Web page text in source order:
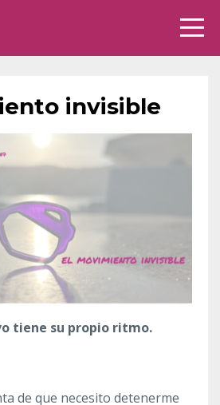
invisible
tiene su propio ritmo.
de que necesito detenerme